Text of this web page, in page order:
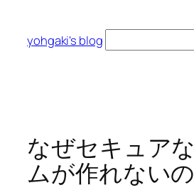
yohgaki's blog
索
なぜセキュア
ムが作れない